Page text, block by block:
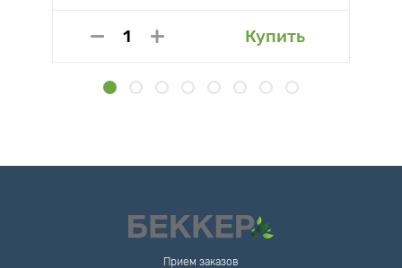
Купить
Прием заказов